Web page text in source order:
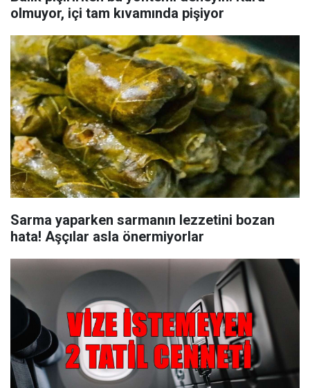
olmuyor, içi tam kıvamında pişiyor
Sarma yaparken sarmanın lezzetini bozan
hata! Aşçılar asla önermiyorlar